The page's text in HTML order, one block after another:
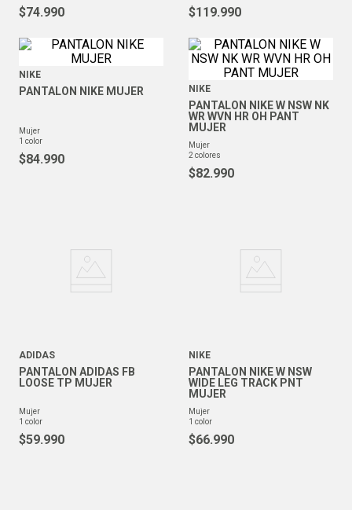
$74.990 $119.990
NIKE
PANTALON NIKE MUJER
mujer
1 color
$84.990
NIKE
PANTALON NIKE W NSW NK
WR WVN HR OH PANT
MUJER
mujer
2 colores
$82.990
ADIDAS
PANTALON ADIDAS FB
LOOSE TP MUJER
mujer
1 color
$59.990
NIKE
PANTALON NIKE W NSW
WIDE LEG TRACK PNT
MUJER
mujer
1 color
$66.990